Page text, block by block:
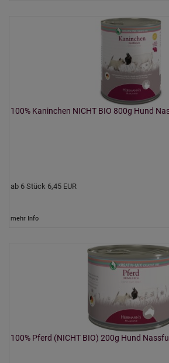
100% Kaninchen NICHT BIO 800g Hund
ab 6 Stück 6,45 EUR
mehr Info
100% Pferd (NICHT BIO) 200g Hund